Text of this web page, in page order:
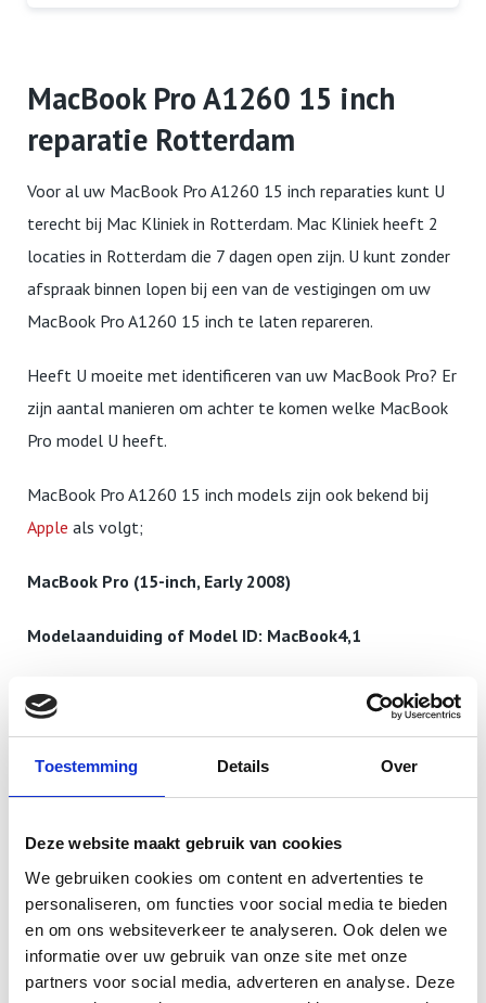
Toestemming Details Over
Deze website maakt gebruik van cookies
We gebruiken cookies om content en advertenties te
personaliseren, om functies voor social media te bieden
en om ons websiteverkeer te analyseren. Ook delen we
informatie over uw gebruik van onze site met onze
partners voor social media, adverteren en analyse. Deze
MacBook Pro A1260 15 inch
reparatie Rotterdam
Voor al uw MacBook Pro A1260 15 inch reparaties kunt U
terecht bij Mac Kliniek in Rotterdam. Mac Kliniek heeft 2
locaties in Rotterdam die 7 dagen open zijn. U kunt zonder
afspraak binnen lopen bij een van de vestigingen om uw
MacBook Pro A1260 15 inch te laten repareren.
Heeft U moeite met identificeren van uw MacBook Pro? Er
zijn aantal manieren om achter te komen welke MacBook
Pro model U heeft.
MacBook Pro A1260 15 inch models zijn ook bekend bij
Apple als volgt;
MacBook Pro (15-inch, Early 2008)
Modelaanduiding of Model ID: MacBook4,1
Als uw MacBook Pro model niet er tussen staat dan kunt
U de 4 cijferige A nummer in de zoekbalk invullen. Dan
komt U vanzelf bij de juiste pagina.
vinden? Modelnummer staan onder de metalen voet van
uw MacBook.
Gebruik deze informatie om te achterhalen welke
MacBook Pro u hebt en waar deze zich bevindt in de
geschiedenis van MacBook.